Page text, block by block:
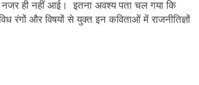
ही नहीं आई। इतना अवश्य पता चल गया कि
रंगों और विषयों से युक्त इन कविताओं में राजनीतिज्ञों